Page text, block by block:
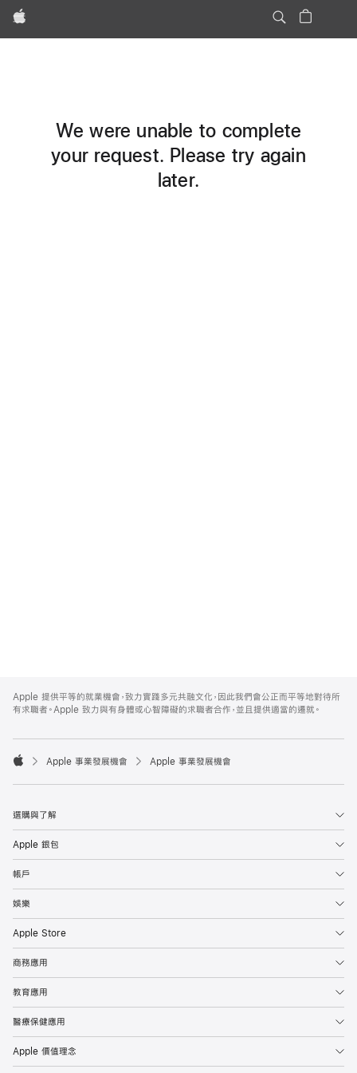
Apple
We were unable to complete
your request. Please try again
later.
Footer
Apple 提供平等的就業機會，致力實踐多元共融文化，因此我們會公正而平等地對待所
有求職者。Apple 致力與有身體或心智障礙的求職者合作，並且提供適當的遷就。

Apple 事業發展機會 Apple 事業發展機會
選購與了解
Apple 銀包
帳戶
娛樂
Apple Store
商務應用
教育應用
醫療保健應用
Apple 價值理念